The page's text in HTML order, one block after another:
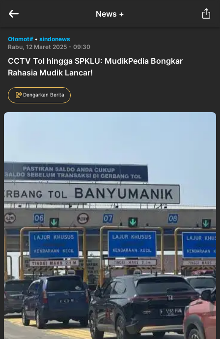
News +
Otomotif • sindonews
Rabu, 12 Maret 2025 - 09:30
CCTV Tol hingga SPKLU: MudikPedia Bongkar
Rahasia Mudik Lancar!
Dengarkan Berita